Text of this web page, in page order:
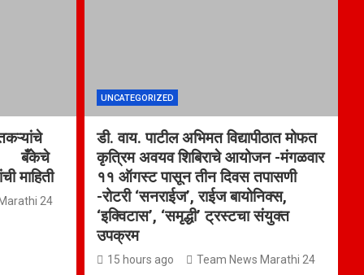
बँकेचे
माहिती
24
UNCATEGORIZED
डी. वाय. पाटील अभिमत विद्यापीठात मोफत
कृत्रिम अवयव शिबिराचे आयोजन -मंगळवार
११ ऑगस्ट पासून तीन दिवस तपासणी
-रोटरी ‘सनराईज’, राईज बायोनिक्स,
‘इक्विटास’, ‘समृद्धी’ ट्रस्टचा संयुक्त
उपक्रम
15 hours ago Team News Marathi 24